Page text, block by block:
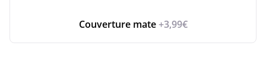
Couverture mate +3,99€